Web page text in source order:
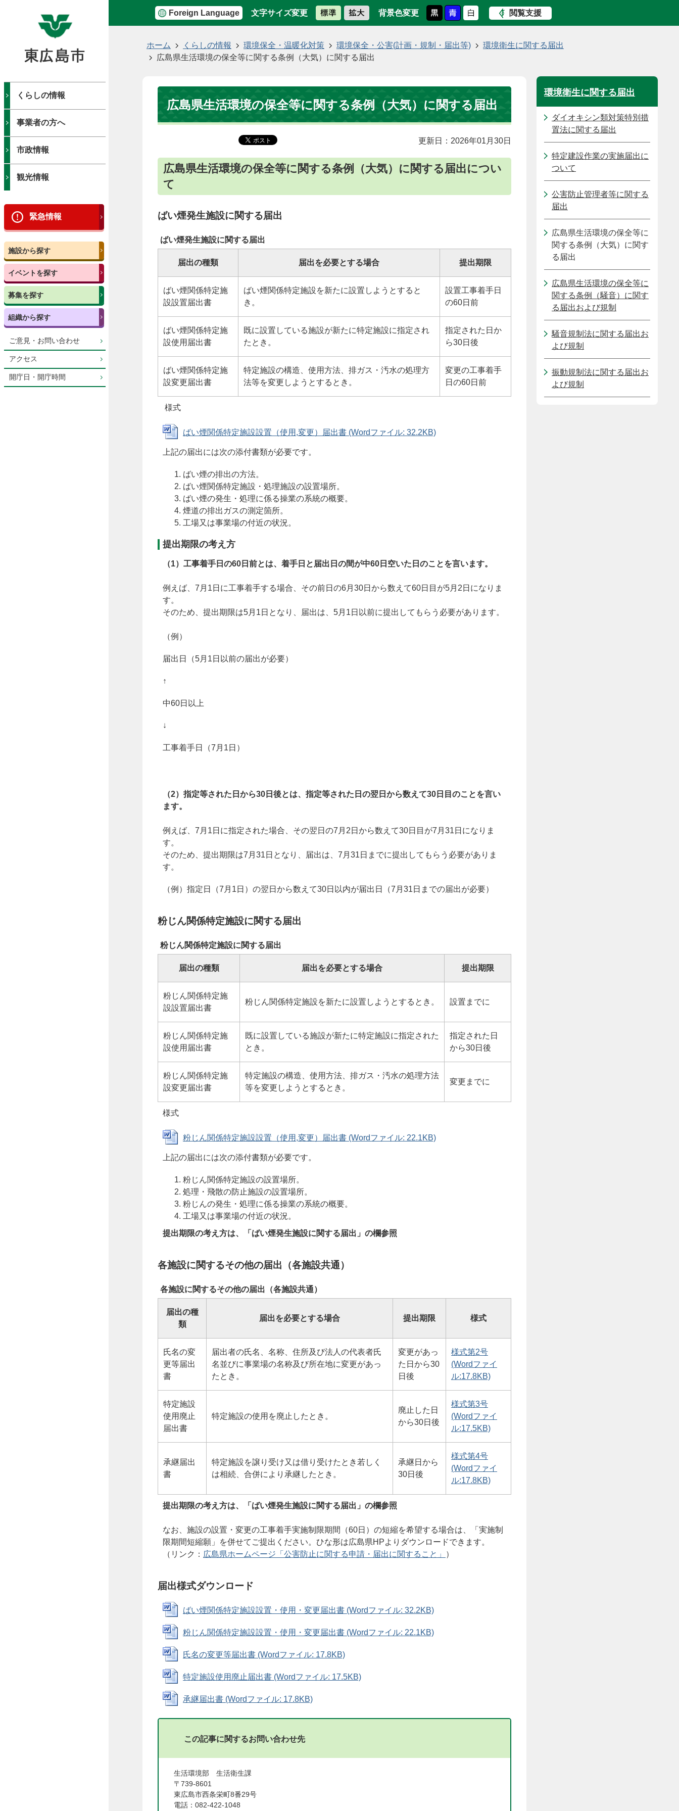
Foreign Language 文字サイズ変更 背景色変更 閲覧支援
くらしの情報
事業者の方へ
市政情報
観光情報
緊急情報
施設から探す
イベントを探す
募集を探す
組織から探す
ご意見・お問い合わせ
アクセス
開庁日・開庁時間
ホーム くらしの情報 環境保全・温暖化対策 環境保全・公害(計画・規制・届出等)
環境衛生に関する届出
広島県生活環境の保全等に関する条例（大気）に関する届出
広島県生活環境の保全等に関する条例（大気）に関する届出
更新日：2026年01月30日
広島県生活環境の保全等に関する条例（大気）に関する届出につい
て
ばい煙発生施設に関する届出
ばい煙発生施設に関する届出
届出の種類 届出を必要とする場合 提出期限
ばい煙関係特定施
設設置届出書
ばい煙関係特定施設を新たに設置しようとすると
き。
設置工事着手日
の60日前
ばい煙関係特定施
設使用届出書
既に設置している施設が新たに特定施設に指定され
たとき。
指定された日か
ら30日後
ばい煙関係特定施
設変更届出書
特定施設の構造、使用方法、排ガス・汚水の処理方
法等を変更しようとするとき。
変更の工事着手
日の60日前
様式
ばい煙関係特定施設設置（使用,変更）届出書 (Wordファイル: 32.2KB)
上記の届出には次の添付書類が必要です。
ばい煙の排出の方法。
ばい煙関係特定施設・処理施設の設置場所。
ばい煙の発生・処理に係る操業の系統の概要。
煙道の排出ガスの測定箇所。
工場又は事業場の付近の状況。
提出期限の考え方
（1）工事着手日の60日前とは、着手日と届出日の間が中60日空いた日のことを言います。
例えば、7月1日に工事着手する場合、その前日の6月30日から数えて60日目が5月2日になりま
す。
そのため、提出期限は5月1日となり、届出は、5月1日以前に提出してもらう必要があります。
（例）
届出日（5月1日以前の届出が必要）
↑
中60日以上
↓
工事着手日（7月1日）
（2）指定等された日から30日後とは、指定等された日の翌日から数えて30日目のことを言い
ます。
例えば、7月1日に指定された場合、その翌日の7月2日から数えて30日目が7月31日になりま
す。
そのため、提出期限は7月31日となり、届出は、7月31日までに提出してもらう必要がありま
す。
（例）指定日（7月1日）の翌日から数えて30日以内が届出日（7月31日までの届出が必要）
粉じん関係特定施設に関する届出
粉じん関係特定施設に関する届出
届出の種類 届出を必要とする場合 提出期限
粉じん関係特定施
設設置届出書
粉じん関係特定施設を新たに設置しようとするとき。 設置までに
粉じん関係特定施
設使用届出書
既に設置している施設が新たに特定施設に指定された
とき。
指定された日
から30日後
粉じん関係特定施
設変更届出書
特定施設の構造、使用方法、排ガス・汚水の処理方法
等を変更しようとするとき。
変更までに
様式
粉じん関係特定施設設置（使用,変更）届出書 (Wordファイル: 22.1KB)
上記の届出には次の添付書類が必要です。
粉じん関係特定施設の設置場所。
処理・飛散の防止施設の設置場所。
粉じんの発生・処理に係る操業の系統の概要。
工場又は事業場の付近の状況。
提出期限の考え方は、「ばい煙発生施設に関する届出」の欄参照
各施設に関するその他の届出（各施設共通）
各施設に関するその他の届出（各施設共通）
届出の種
類
届出を必要とする場合 提出期限 様式
氏名の変
更等届出
書
届出者の氏名、名称、住所及び法人の代表者氏
名並びに事業場の名称及び所在地に変更があっ
たとき。
変更があっ
た日から30
日後
様式第2号
(Wordファイ
ル:17.8KB)
特定施設
使用廃止
届出書
特定施設の使用を廃止したとき。
廃止した日
から30日後
様式第3号
(Wordファイ
ル:17.5KB)
承継届出
書
特定施設を譲り受け又は借り受けたとき若しく
は相続、合併により承継したとき。
承継日から
30日後
様式第4号
(Wordファイ
ル:17.8KB)
提出期限の考え方は、「ばい煙発生施設に関する届出」の欄参照
なお、施設の設置・変更の工事着手実施制限期間（60日）の短縮を希望する場合は、「実施制
限期間短縮願」を併せてご提出ください。ひな形は広島県HPよりダウンロードできます。
（リンク： 広島県ホームページ「公害防止に関する申請・届出に関すること」 ）
届出様式ダウンロード
ばい煙関係特定施設設置・使用・変更届出書 (Wordファイル: 32.2KB)
粉じん関係特定施設設置・使用・変更届出書 (Wordファイル: 22.1KB)
氏名の変更等届出書 (Wordファイル: 17.8KB)
特定施設使用廃止届出書 (Wordファイル: 17.5KB)
承継届出書 (Wordファイル: 17.8KB)
この記事に関するお問い合わせ先
生活環境部 生活衛生課
〒739-8601
東広島市西条栄町8番29号
電話：082-422-1048
環境衛生に関する届出
ダイオキシン類対策特別措
置法に関する届出
特定建設作業の実施届出に
ついて
公害防止管理者等に関する
届出
広島県生活環境の保全等に
関する条例（大気）に関す
る届出
広島県生活環境の保全等に
関する条例（騒音）に関す
る届出および規制
騒音規制法に関する届出お
よび規制
振動規制法に関する届出お
よび規制